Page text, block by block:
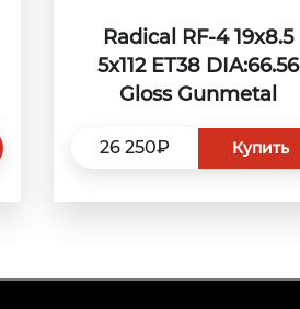
Radical RF-4 19x8.5
5x112 ET38 DIA:66.56
Gloss Gunmetal
26 250₽ Купить